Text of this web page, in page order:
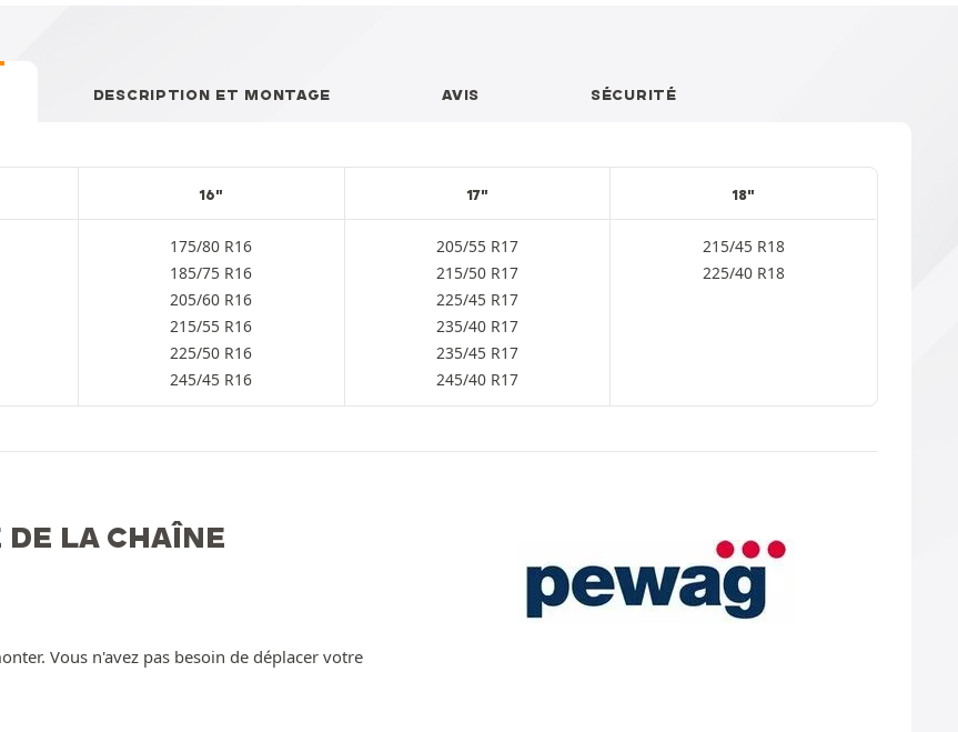
DESCRIPTION ET MONTAGE AVIS SÉCURITÉ
16"
175/80 R16
185/75 R16
205/60 R16
215/55 R16
225/50 R16
245/45 R16
17"
205/55 R17
215/50 R17
225/45 R17
235/40 R17
235/45 R17
245/40 R17
18"
215/45 R18
225/40 R18
LA CHAÎNE
Vous n'avez pas besoin de déplacer votre